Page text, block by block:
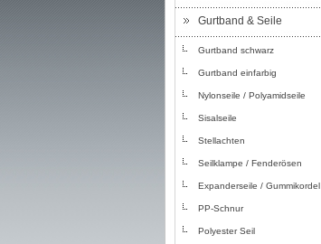
Gurtband & Seile
Gurtband schwarz
Gurtband einfarbig
Nylonseile / Polyamidseile
Sisalseile
Stellachten
Seilklampe / Fenderösen
Expanderseile / Gummikordel
PP-Schnur
Polyester Seil